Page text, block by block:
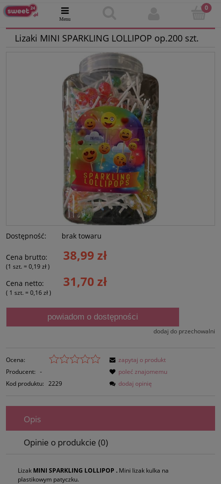
Lizaki MINI SPARKLING LOLLIPOP op.200 szt.
Dostępność: brak towaru
Cena brutto: 38,99 zł
(1 szt. = 0,19 zł)
Cena netto: 31,70 zł
( 1 szt. = 0,16 zł)
powiadom o dostępności
dodaj do przechowalni
Ocena:
Producent: -
Kod produktu: 2229
zapytaj o produkt
poleć znajomemu
dodaj opinię
Opis
Opinie o produkcie (0)
Lizak MINI SPARKLING LOLLIPOP . Mini lizak kulka na
plastikowym patyczku.